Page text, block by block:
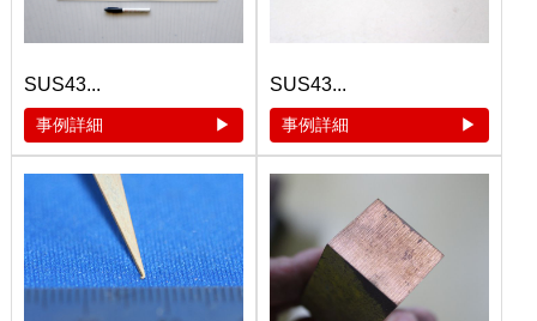
SUS43...
事例詳細
SUS43...
事例詳細